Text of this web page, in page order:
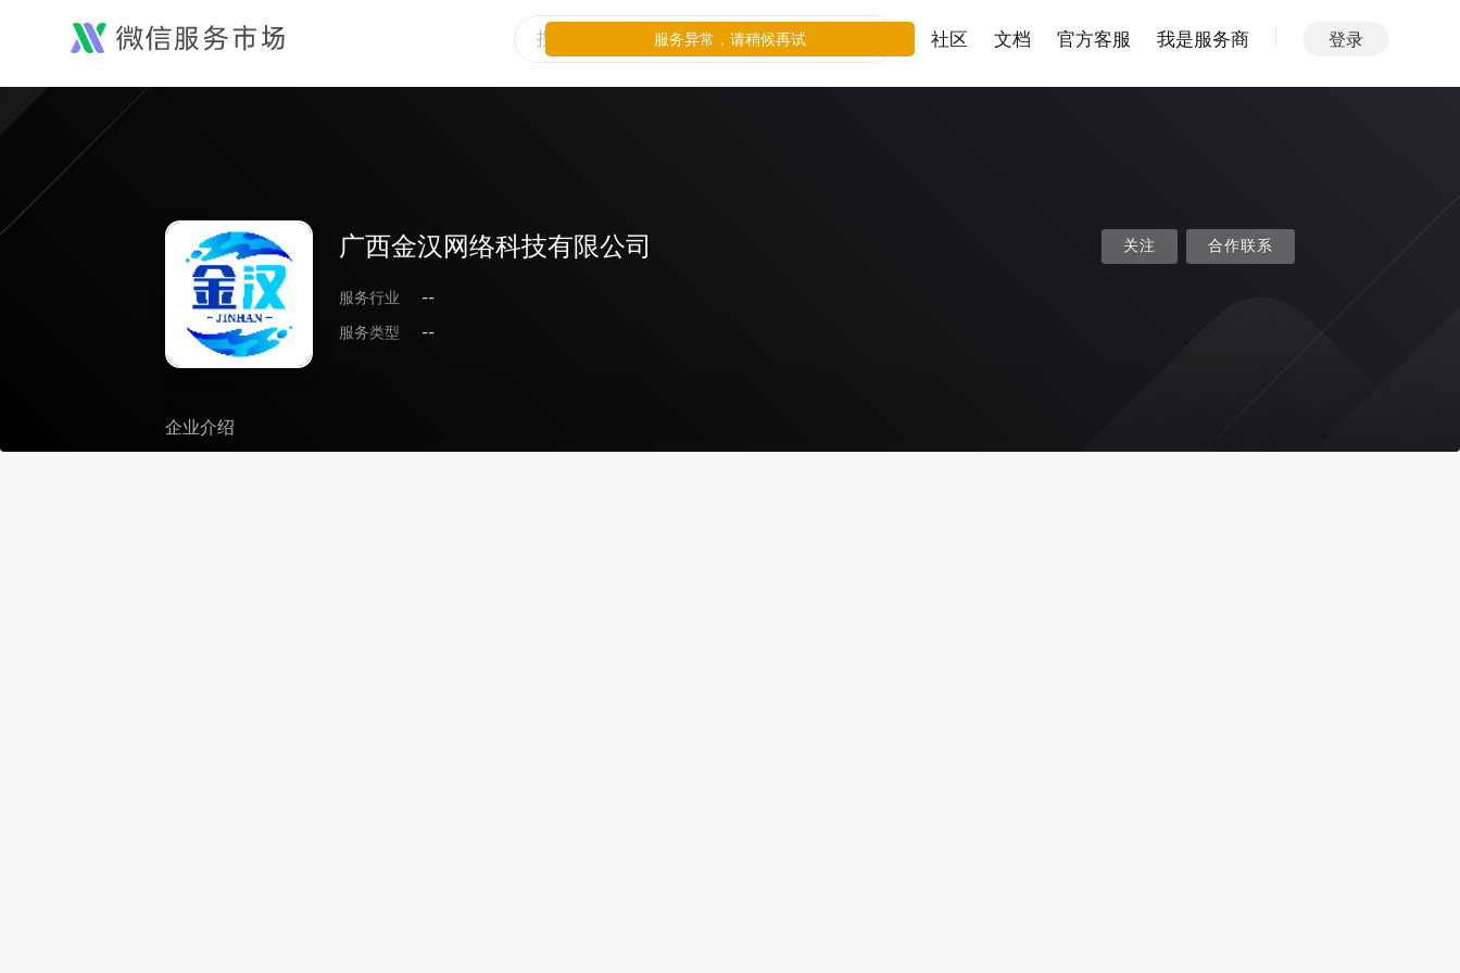
社区 文档 官方客服 我是服务商 登录
广西金汉网络科技有限公司
服务行业
--
服务类型
--
关注 合作联系
企业介绍
服务异常，请稍候再试